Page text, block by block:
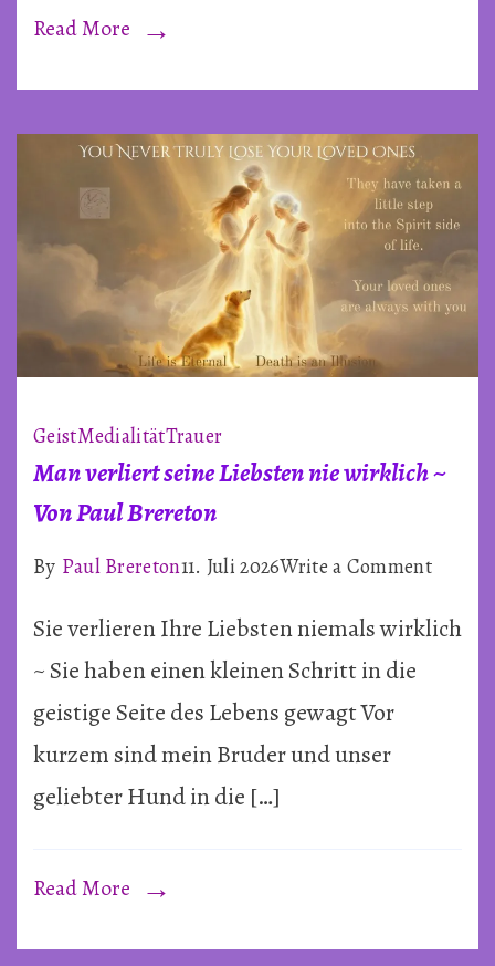
Read More
GeistMedialitätTrauer
Man verliert seine Liebsten nie wirklich ~
Von Paul Brereton
By Paul Brereton11. Juli 2026Write a Commenton
verliert
Sie verlieren Ihre Liebsten niemals wirklich
~ Sie haben einen kleinen Schritt in die
geistige Seite des Lebens gewagt Vor
kurzem sind mein Bruder und unser
geliebter Hund in die […]
Read More